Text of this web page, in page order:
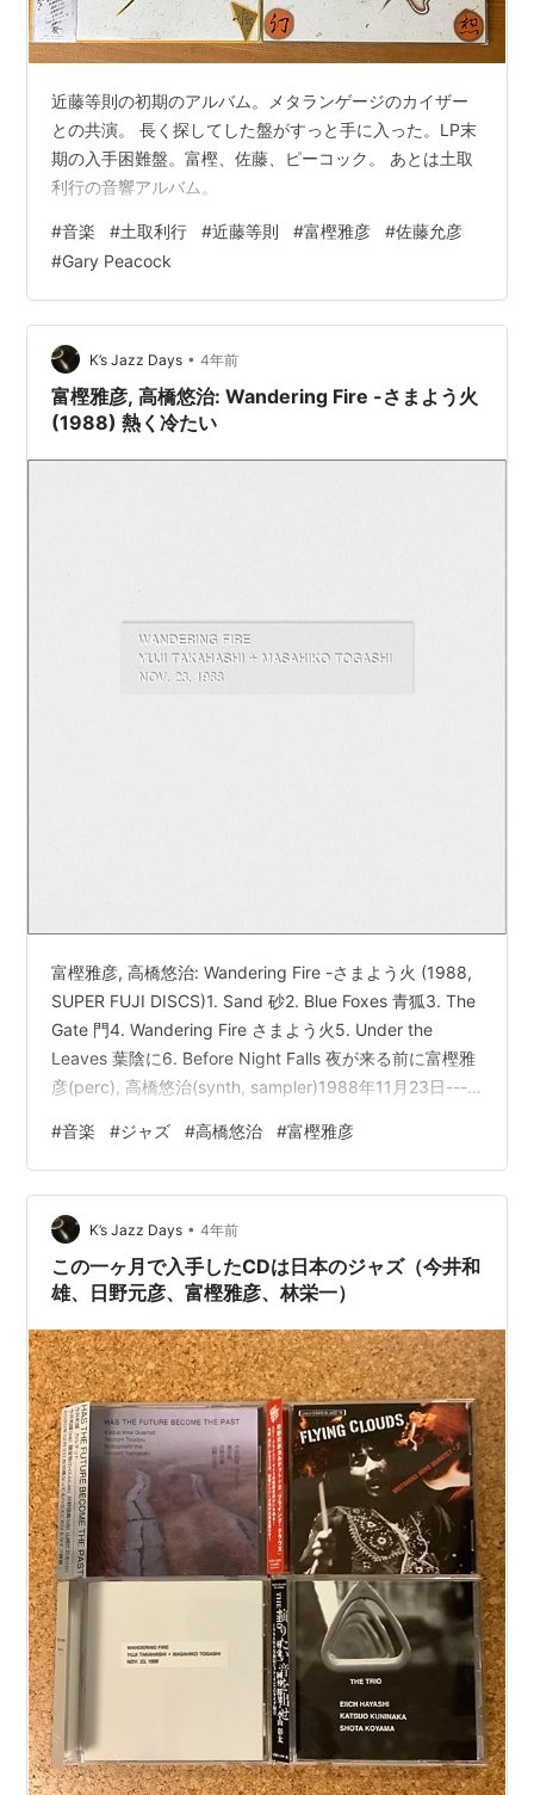
近藤等則の初期のアルバム。メタランゲージのカイザー
との共演。 長く探してした盤がすっと手に入った。LP末
期の入手困難盤。富樫、佐藤、ピーコック。 あとは土取
利行の音響アルバム。
#音楽 #土取利行 #近藤等則 #富樫雅彦 #佐藤允彦
#Gary Peacock
K’s Jazz Days • 4年前
富樫雅彦, 高橋悠治: Wandering Fire -さまよう火
(1988) 熱く冷たい
富樫雅彦, 高橋悠治: Wandering Fire -さまよう火 (1988,
SUPER FUJI DISCS)1. Sand 砂2. Blue Foxes 青狐3. The
Gate 門4. Wandering Fire さまよう火5. Under the
Leaves 葉陰に6. Before Night Falls 夜が来る前に富樫雅
彦(perc), 高橋悠治(synth, sampler)1988年11月23日-----
と高橋悠治のデュオ。1988年のスタジオ録音。 上腕で
の…
#音楽 #ジャズ #高橋悠治 #富樫雅彦
K’s Jazz Days • 4年前
この一ヶ月で入手したCDは日本のジャズ（今井和
雄、日野元彦、富樫雅彦、林栄一）